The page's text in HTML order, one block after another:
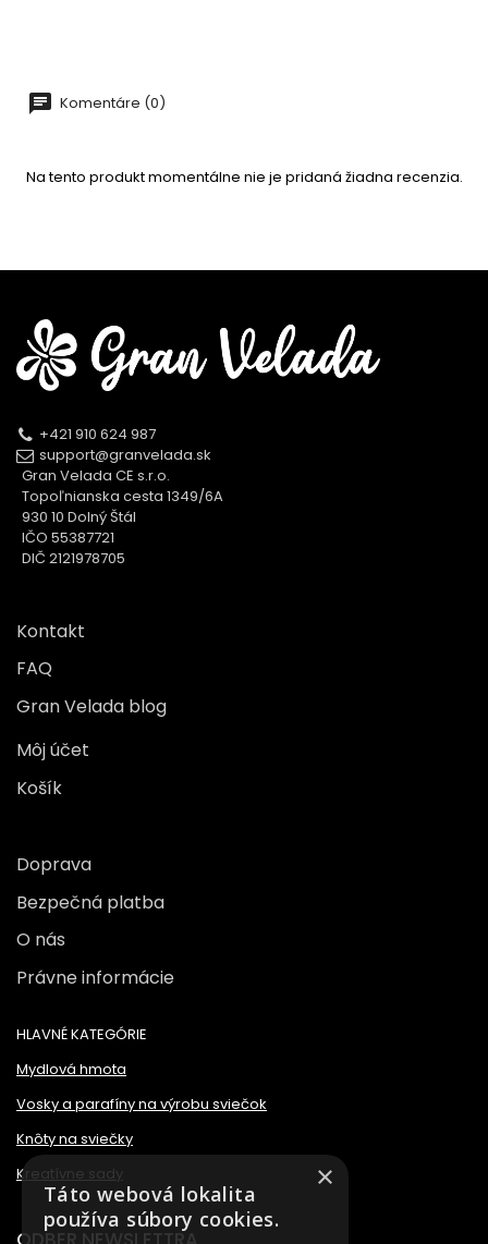
Komentáre (0)
Na tento produkt momentálne nie je pridaná žiadna recenzia.
+421 910 624 987
support@granvelada.sk
Gran Velada CE s.r.o.
Topoľnianska cesta 1349/6A
930 10 Dolný Štál
IČO 55387721
DIČ 2121978705
Kontakt
FAQ
Gran Velada blog
Môj účet
Košík
Doprava
Bezpečná platba
O nás
Právne informácie
HLAVNÉ KATEGÓRIE
Mydlová hmota
Vosky a parafíny na výrobu sviečok
Knôty na sviečky
Kreatívne sady
×
Táto webová lokalita
používa súbory cookies.